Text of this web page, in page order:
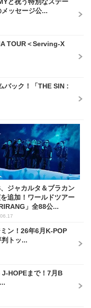
ッセージ公...
TOUR＜Serving-X
バック！「THE SIN :
ジャカルタ＆ブラカン
追加！ワールドツアー
」全88公...
ン！26年6月K-POP
トッ...
HOPEまで！7月B